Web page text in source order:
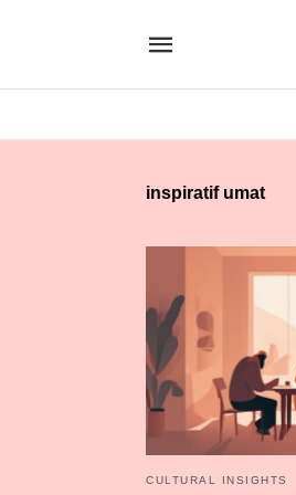
inspiratif umat
CULTURAL INSIGHTS